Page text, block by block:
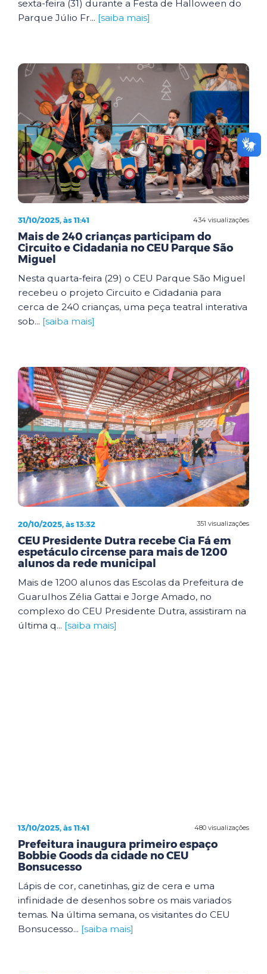
sexta-feira (31) durante a Festa de Halloween do
Parque Júlio Fr... [saiba mais]
434 visualizações
31/10/2025, às 11:41
Mais de 240 crianças participam do
Circuito e Cidadania no CEU Parque São
Miguel
Nesta quarta-feira (29) o CEU Parque São Miguel
recebeu o projeto Circuito e Cidadania para
cerca de 240 crianças, uma peça teatral interativa
sob... [saiba mais]
351 visualizações
20/10/2025, às 13:32
CEU Presidente Dutra recebe Cia Fá em
espetáculo circense para mais de 1200
alunos da rede municipal
Mais de 1200 alunos das Escolas da Prefeitura de
Guarulhos Zélia Gattai e Jorge Amado, no
complexo do CEU Presidente Dutra, assistiram na
última q... [saiba mais]
480 visualizações
13/10/2025, às 11:41
Prefeitura inaugura primeiro espaço
Bobbie Goods da cidade no CEU
Bonsucesso
Lápis de cor, canetinhas, giz de cera e uma
infinidade de desenhos sobre os mais variados
temas. Na última semana, os visitantes do CEU
Bonsucesso... [saiba mais]